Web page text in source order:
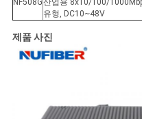
NF508G산업용 8x10/100/
유형, DC10~48V
제품 사진